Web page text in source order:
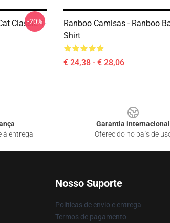
Classic T-
-20%
Ranboo Camisas - Ranboo
Shirt
€ 24,38 - € 28,06
à entrega
Garantia internacional
Oferecido no país de
Nosso Suporte
Políticas de envio e entrega
Termos de pagamento